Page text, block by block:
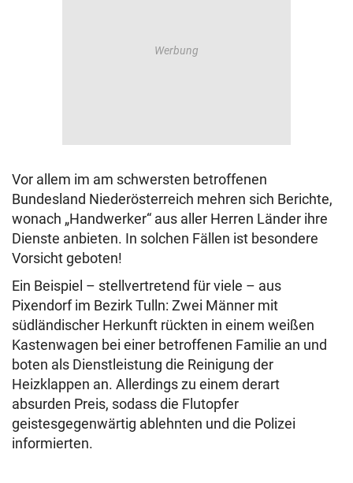
Vor allem im am schwersten betroffenen
Bundesland Niederösterreich mehren sich Berichte,
wonach „Handwerker“ aus aller Herren Länder ihre
Dienste anbieten. In solchen Fällen ist besondere
Vorsicht geboten!
Ein Beispiel – stellvertretend für viele – aus
Pixendorf im Bezirk Tulln: Zwei Männer mit
südländischer Herkunft rückten in einem weißen
Kastenwagen bei einer betroffenen Familie an und
boten als Dienstleistung die Reinigung der
Heizklappen an. Allerdings zu einem derart
absurden Preis, sodass die Flutopfer
geistesgegenwärtig ablehnten und die Polizei
informierten.